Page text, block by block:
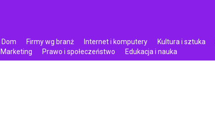
Dom Firmy wg branż Internet i komputery Kultura i sztuka
Marketing Prawo i społeczeństwo Edukacja i nauka